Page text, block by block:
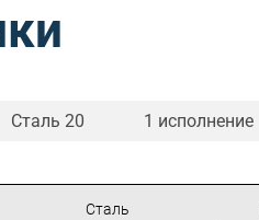
Сталь 20 1 исполнение
Сталь